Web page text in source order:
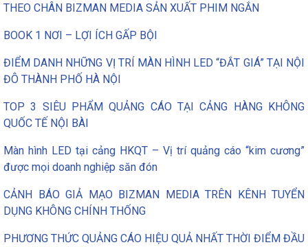
THEO CHÂN BIZMAN MEDIA SẢN XUẤT PHIM NGẮN
BOOK 1 NƠI – LỢI ÍCH GẤP BỘI
ĐIỂM DANH NHỮNG VỊ TRÍ MÀN HÌNH LED “ĐẮT GIÁ” TẠI NỘI
ĐÔ THÀNH PHỐ HÀ NỘI
TOP 3 SIÊU PHẨM QUẢNG CÁO TẠI CẢNG HÀNG KHÔNG
QUỐC TẾ NỘI BÀI
Màn hình LED tại cảng HKQT – Vị trí quảng cáo “kim cương”
được mọi doanh nghiệp săn đón
CẢNH BÁO GIẢ MẠO BIZMAN MEDIA TRÊN KÊNH TUYỂN
DỤNG KHÔNG CHÍNH THỐNG
PHƯƠNG THỨC QUẢNG CÁO HIỆU QUẢ NHẤT THỜI ĐIỂM ĐẦU